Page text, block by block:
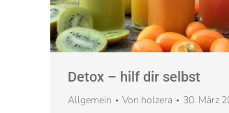
Detox – hilf dir selbst
Allgemein Von holzera 30. März